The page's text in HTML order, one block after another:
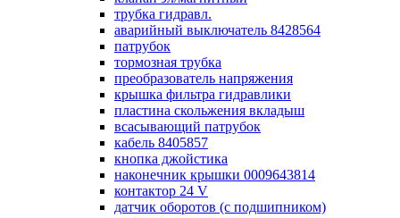
трубка гидравл.
аварийный выключатель 8428564
патрубок
тормозная трубка
преобразователь напряжения
крышка фильтра гидравлики
пластина скольжения вкладыш
всасывающий патрубок
кабель 8405857
кнопка джойстика
наконечник крышки 0009643814
контактор 24 V
датчик оборотов (с подшипником)